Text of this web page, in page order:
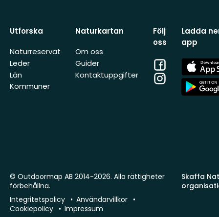
Utforska
Naturreservat
Leder
Län
Kommuner
Naturkartan
Om oss
Guider
Kontaktuppgifter
Följ
oss
Facebook
Instagram
Ladda
app
App
Store
App
Store
Skaffa
© Outdoormap AB 2014-2026. Alla rättigheter
förbehållna.
Integritetspolicy
Användarvillkor
Cookiepolicy
Impressum